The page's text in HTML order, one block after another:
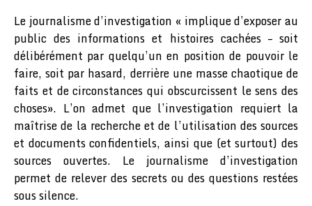
Le journalisme d’investigation « implique d’exposer au
public des informations et histoires cachées – soit
délibérément par quelqu’un en position de pouvoir le
faire, soit par hasard, derrière une masse chaotique de
faits et de circonstances qui obscurcissent le sens des
choses». L’on admet que l’investigation requiert la
maîtrise de la recherche et de l’utilisation des sources
et documents confidentiels, ainsi que (et surtout) des
sources ouvertes. Le journalisme d’investigation
permet de relever des secrets ou des questions restées
sous silence.